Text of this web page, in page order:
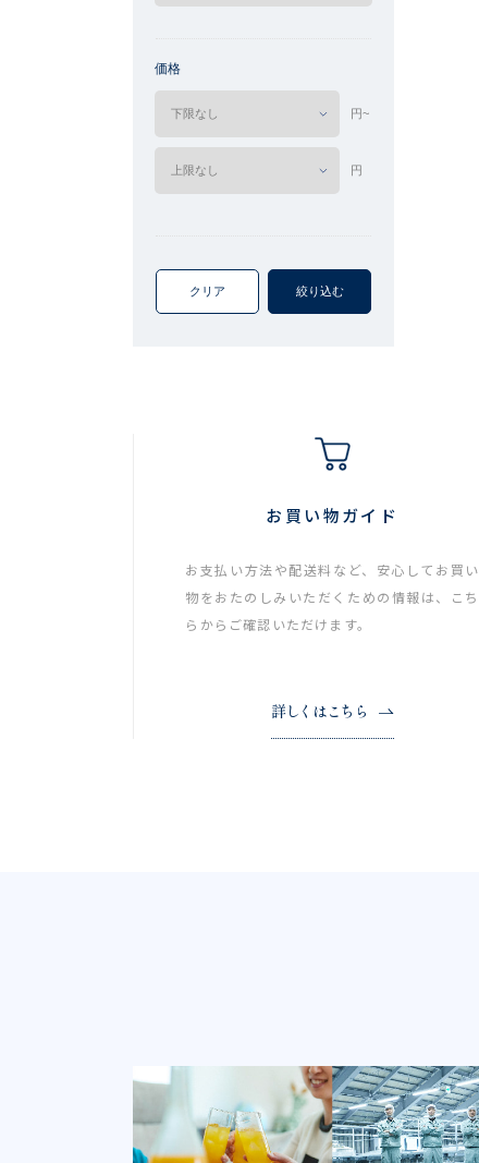
価格
円~
円
クリア 絞り込む
お買い物ガイド
お支払い方法や配送料など、安心してお買い
物をおたのしみいただくための情報は、こち
らからご確認いただけます。
詳しくはこちら